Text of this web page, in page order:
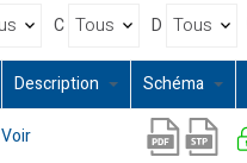
C D
Description Schéma
Voir